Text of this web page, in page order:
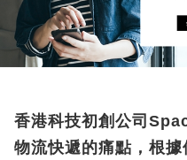
香港科技初創公司
物流快遞的痛點，根據